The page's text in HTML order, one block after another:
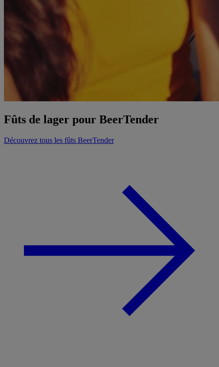
Fûts de lager pour BeerTender
Découvrez tous les fûts BeerTender